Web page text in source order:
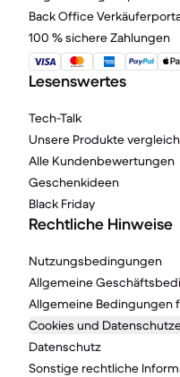
Back Office
100 % sichere Zahlungen
Lesenswertes
Tech-Talk
Unsere Produkte
Alle Kundenbewertungen
Geschenkideen
Black Friday
Rechtliche Hinweise
Nutzungsbedingungen
Allgemeine
Allgemeine Bedingungen
Cookies und
Datenschutz
Sonstige rechtliche